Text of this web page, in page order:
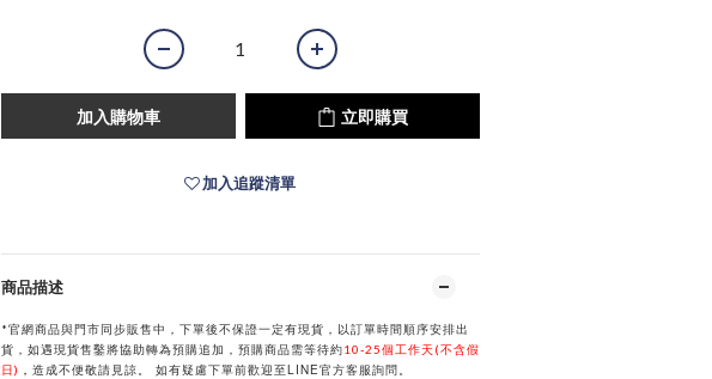
加入購物車 立即購買
加入追蹤清單
商品描述
*官網商品與門市同步販售中，下單後不保證一定有現貨，以訂單時間順序安排出
貨，如遇現貨售鑿將協助轉為預購追加，預購商品需等待約10-25個工作天(不含假
日) ， 造成不便敬請見諒。 如有疑慮下單前歡迎至LINE官方客服詢問。